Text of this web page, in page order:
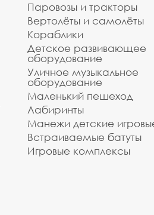
Паровозы и тракторы
Вертолёты и самолёты
Кораблики
Детское развивающее
оборудование
Уличное музыкальное
оборудование
Маленький пешеход
Лабиринты
Манежи детские
Встраиваемые батуты
Игровые комплексы